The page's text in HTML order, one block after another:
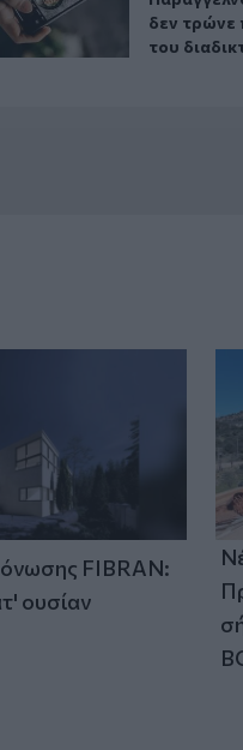
δεν τρώνε
του
FIBRAN:
ουσίαν